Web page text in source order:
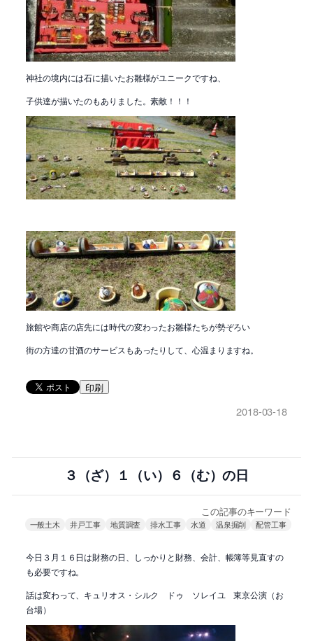
神社の境内には石に描いたお雛様がユニークですね、
子供達が描いたのもありました。素敵！！！
旅館や商店の店先には時代の変わったお雛様たちが勢ぞろい
街の方達の甘酒のサービスもあったりして、心温まりますね。
印刷
2018-03-18
３（ざ）１（い）６（む）の日
この記事のキーワード
一般土木 井戸工事 地質調査 排水工事 水道 温泉掘削 配管工事
今日３月１６日は財務の日、しっかりと財務、会計、帳簿等見直すの
も必要ですね。
話は変わって、キュリオス・シルク ドゥ ソレイユ 東京公演（お
台場）